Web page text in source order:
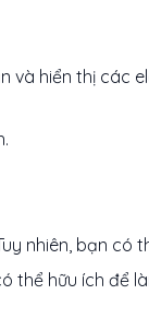
và hiển thị các
nhiên, bạn có
thể hữu ích để